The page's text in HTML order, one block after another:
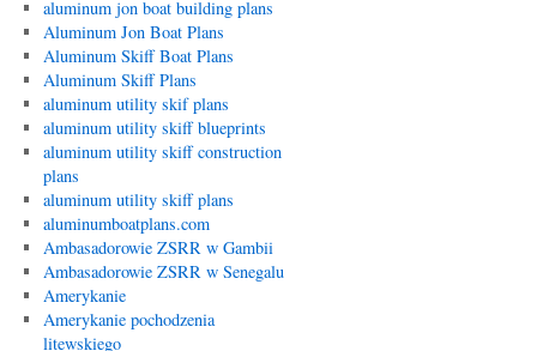
aluminum jon boat building plans
Aluminum Jon Boat Plans
Aluminum Skiff Boat Plans
Aluminum Skiff Plans
aluminum utility skif plans
aluminum utility skiff blueprints
aluminum utility skiff construction
plans
aluminum utility skiff plans
aluminumboatplans.com
Ambasadorowie ZSRR w Gambii
Ambasadorowie ZSRR w Senegalu
Amerykanie
Amerykanie pochodzenia
litewskiego